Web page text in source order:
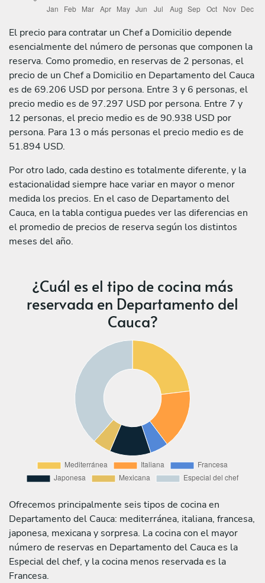
El precio para contratar un Chef a Domicilio depende
esencialmente del número de personas que componen la
reserva. Como promedio, en reservas de 2 personas, el
precio de un Chef a Domicilio en Departamento del Cauca
es de 69.206 USD por persona. Entre 3 y 6 personas, el
precio medio es de 97.297 USD por persona. Entre 7 y
12 personas, el precio medio es de 90.938 USD por
persona. Para 13 o más personas el precio medio es de
51.894 USD.
Por otro lado, cada destino es totalmente diferente, y la
estacionalidad siempre hace variar en mayor o menor
medida los precios. En el caso de Departamento del
Cauca, en la tabla contigua puedes ver las diferencias en
el promedio de precios de reserva según los distintos
meses del año.
¿Cuál es el tipo de cocina más
reservada en Departamento del
Cauca?
Ofrecemos principalmente seis tipos de cocina en
Departamento del Cauca: mediterránea, italiana, francesa,
japonesa, mexicana y sorpresa. La cocina con el mayor
número de reservas en Departamento del Cauca es la
Especial del chef, y la cocina menos reservada es la
Francesa.